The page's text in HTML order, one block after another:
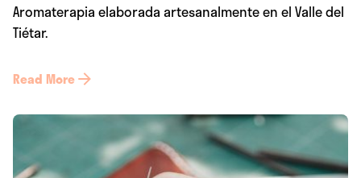
Aromaterapia elaborada artesanalmente en el Valle del
Tiétar.
Read More